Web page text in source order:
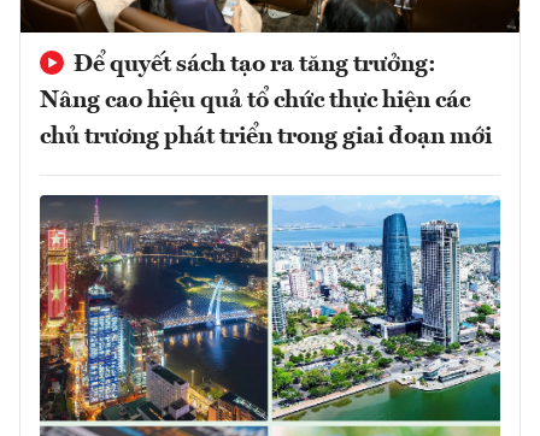
Để quyết sách tạo ra tăng trưởng:
Nâng cao hiệu quả tổ chức thực hiện các
chủ trương phát triển trong giai đoạn mới